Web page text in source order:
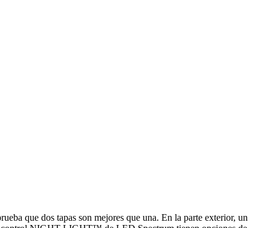
que dos tapas son mejores que una. En la parte exterior, un